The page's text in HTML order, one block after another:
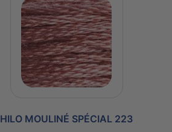
HILO MOULINÉ SPÉCIAL 223